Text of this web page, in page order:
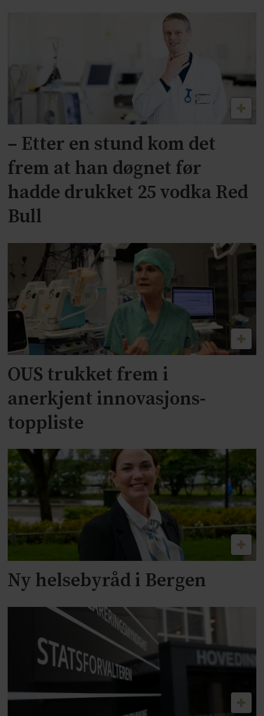
– Etter en stund kom det
frem at han døgnet før
hadde drukket 25 vodka Red
Bull
OUS trukket frem i
anerkjent innovasjons-
toppliste
Ny helsebyråd i Bergen